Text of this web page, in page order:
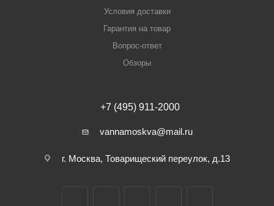
Условия доставки
Гарантия на товар
Вопрос-ответ
Обзоры
+7 (495) 911-2000
vannamoskva@mail.ru
г. Москва, Товарищеский переулок, д.13